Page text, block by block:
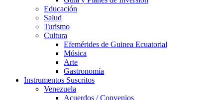
Educación
Salud
Turismo
Cultura
Efemérides de Guinea Ecuatorial
Música
Arte
Gastronomía
Instrumentos Suscritos
Venezuela
Acuerdos / Convenios